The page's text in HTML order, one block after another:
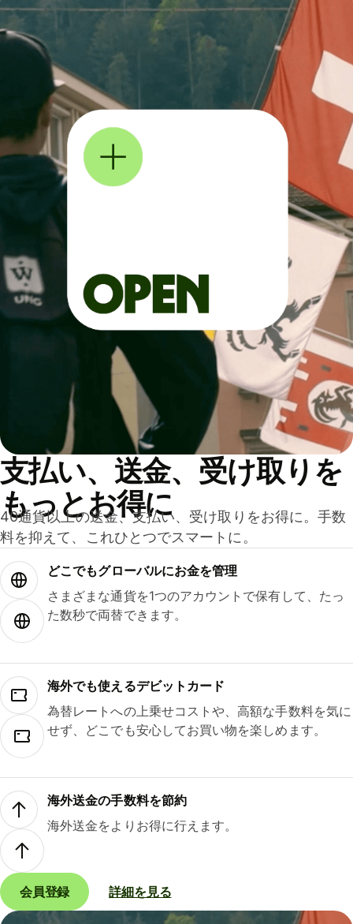
支払い、送金、受け取りを
もっとお得に
40通貨以上の送金、支払い、受け取りをお得に。手数
料を抑えて、これひとつでスマートに。
どこでもグ⁠ロ⁠ー⁠バ⁠ルにお金を管理
さまざまな通貨を1つのアカウントで保有して、たっ
た数秒で両替できます。
海外でも使えるデビットカード
為替レートへの上乗せコストや、高額な手数料を気に
せず、どこでも安心してお買い物を楽しめます。
海外送金の手数料を節約
海外送金をよりお得に行えます。
会員登録 詳細を見る